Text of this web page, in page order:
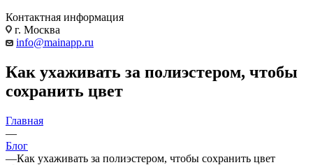
Контактная информация
г. Москва
info@mainapp.ru
Как ухаживать за полиэстером, чтобы
сохранить цвет
Главная
—
Блог
—Как ухаживать за полиэстером, чтобы сохранить цвет